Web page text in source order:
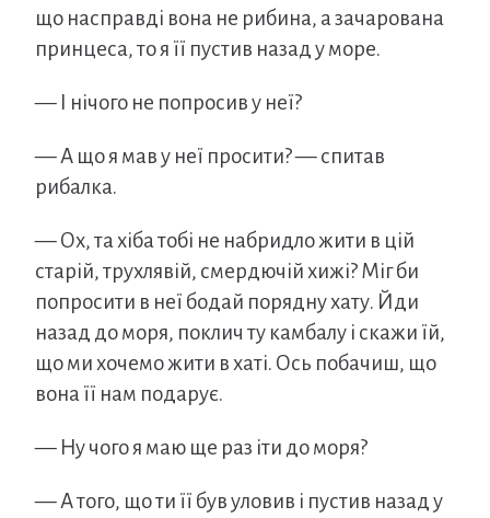
що насправді вона не рибина, а зачарована
принцеса, то я її пустив назад у море.
— І нічого не попросив у неї?
— А що я мав у неї просити? — спитав
рибалка.
— Ох, та хіба тобі не набридло жити в цій
старій, трухлявій, смердючій хижі? Міг би
попросити в неї бодай порядну хату. Йди
назад до моря, поклич ту камбалу і скажи їй,
що ми хочемо жити в хаті. Ось побачиш, що
вона її нам подарує.
— Ну чого я маю ще раз іти до моря?
— А того, що ти її був уловив і пустив назад у